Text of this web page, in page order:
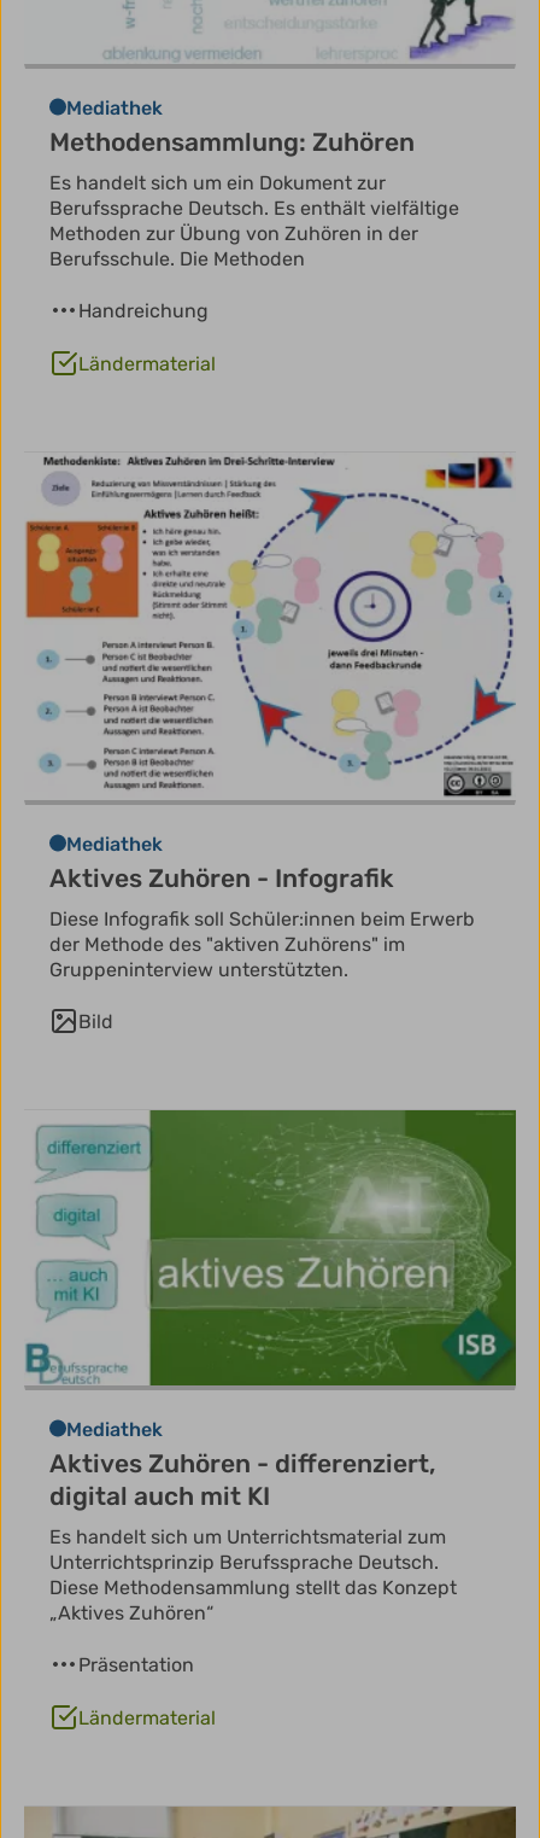
Mediathek
Methodensammlung: Zuhören
Es handelt sich um ein Dokument zur
Berufssprache Deutsch. Es enthält vielfältige
Methoden zur Übung von Zuhören in der
Berufsschule. Die Methoden
Handreichung
Ländermaterial
Mediathek
Aktives Zuhören - Infografik
Diese Infografik soll Schüler:innen beim Erwerb
der Methode des "aktiven Zuhörens" im
Gruppeninterview unterstützten.
Bild
Mediathek
Aktives Zuhören - differenziert,
digital auch mit KI
Es handelt sich um Unterrichtsmaterial zum
Unterrichtsprinzip Berufssprache Deutsch.
Diese Methodensammlung stellt das Konzept
„Aktives Zuhören“
Präsentation
Ländermaterial